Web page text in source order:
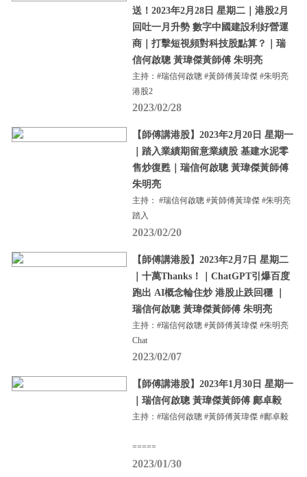
送！2023年2月28日 星期二｜港股2月
回吐一月升勢 數字中國建設利好營運
商｜打擊短視頻對科技股點算？｜瑞
信何啟聰 黃瑋傑黃師傅 朱明亮
主持：#瑞信何啟聰 #黃師傅黃瑋傑 #朱明亮
港股2
2023/02/28
【師傅講港股】2023年2月20日 星期一
｜踏入業績期留意業績股 基建水泥零
售炒復甦｜瑞信何啟聰 黃瑋傑黃師傅
朱明亮
主持： #瑞信何啟聰 #黃師傅黃瑋傑 #朱明亮
踏入
2023/02/20
【師傅講港股】2023年2月7日 星期二
｜十萬Thanks！｜ChatGPT引爆百度
跑出 AI概念輪住炒 港股止跌回穩 ｜
瑞信何啟聰 黃瑋傑黃師傅 朱明亮
主持：#瑞信何啟聰 #黃師傅黃瑋傑 #朱明亮
Chat
2023/02/07
【師傅講港股】2023年1月30日 星期一
｜瑞信何啟聰 黃瑋傑黃師傅 鄺卓毅
主持：#瑞信何啟聰 #黃師傅黃瑋傑 #鄺卓毅
=====
2023/01/30